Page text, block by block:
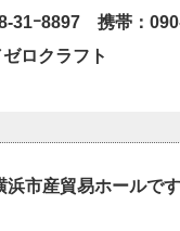
31ｰ8897 携帯：
ロクラフト
浜市産貿易ホールで